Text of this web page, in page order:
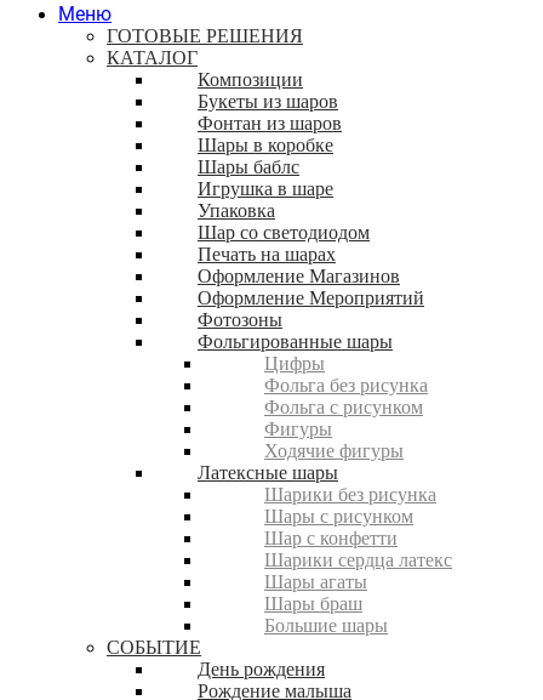
Меню
ГОТОВЫЕ РЕШЕНИЯ
КАТАЛОГ
Композиции
Букеты из шаров
Фонтан из шаров
Шары в коробке
Шары баблс
Игрушка в шаре
Упаковка
Шар со светодиодом
Печать на шарах
Оформление Магазинов
Оформление Мероприятий
Фотозоны
Фольгированные шары
Цифры
Фольга без рисунка
Фольга с рисунком
Фигуры
Ходячие фигуры
Латексные шары
Шарики без рисунка
Шары с рисунком
Шар с конфетти
Шарики сердца латекс
Шары агаты
Шары браш
Большие шары
СОБЫТИЕ
День рождения
Рождение малыша